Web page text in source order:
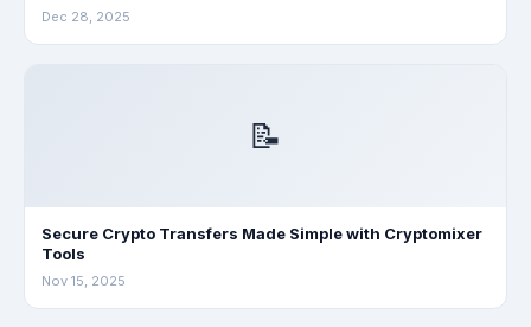
Dec 28, 2025
📝
Secure Crypto Transfers Made Simple with Cryptomixer
Tools
Nov 15, 2025